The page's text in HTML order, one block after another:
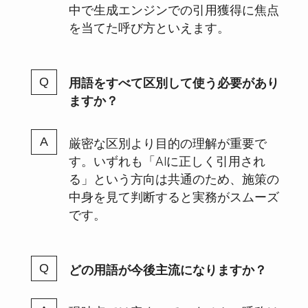
中で生成エンジンでの引用獲得に焦点
を当てた呼び方といえます。
用語をすべて区別して使う必要があり
ますか？
厳密な区別より目的の理解が重要で
す。いずれも「AIに正しく引用され
る」という方向は共通のため、施策の
中身を見て判断すると実務がスムーズ
です。
どの用語が今後主流になりますか？